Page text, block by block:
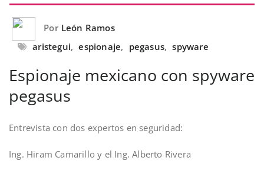
Por León Ramos
aristegui, espionaje, pegasus, spyware
Espionaje mexicano con spyware
pegasus
Entrevista con dos expertos en seguridad:
Ing. Hiram Camarillo y el Ing. Alberto Rivera